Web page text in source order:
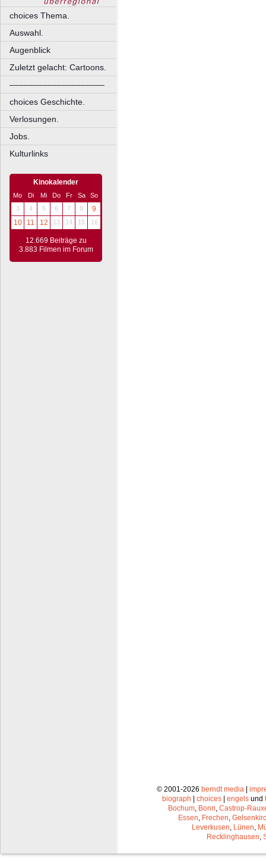
choices Thema.
Auswahl.
Augenblick
Zuletzt gelacht: Cartoons.
––––––––––––––––––––
choices Geschichte.
Verlosungen.
Jobs.
Kulturlinks
Kinokalender
Mo Di Mi Do Fr Sa
So
3
4 5 6 7 8
9
10
11 12 13 14 15 16
12.669 Beiträge zu
3.883 Filmen im Forum
© 2001-2026 berndt media |
biograph | choices | engels und
Bochum Bonn Castrop-
Essen Frechen
Leverkusen Lünen
Recklinghausen